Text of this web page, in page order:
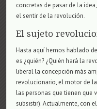
concretas de pasar de la
el sentir de la revolución.
El sujeto
Hasta aquí hemos hablado
es ¿quién? ¿Quién hará la
liberal la concepción más
revolucionario, el motor de
las personas que tienen que
subsistir). Actualmente, con